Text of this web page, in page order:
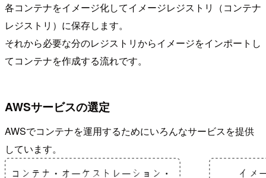
各コンテナをイメージ化してイメージレジストリ（コンテナ
レジストリ）に保存します。
それから必要な分のレジストリからイメージをインポートし
てコンテナを作成する流れです。
AWSサービスの選定
AWSでコンテナを運用するためにいろんなサービスを提供
しています。